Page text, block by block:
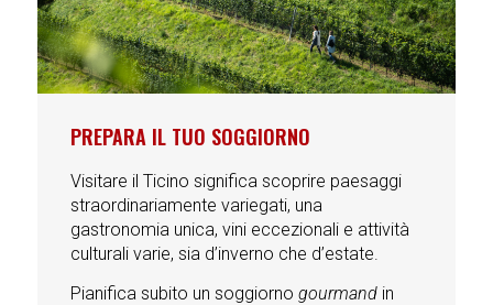
PREPARA IL TUO SOGGIORNO
Visitare il Ticino significa scoprire paesaggi
straordinariamente variegati, una
gastronomia unica, vini eccezionali e attività
culturali varie, sia d’inverno che d’estate.
Pianifica subito un soggiorno gourmand in